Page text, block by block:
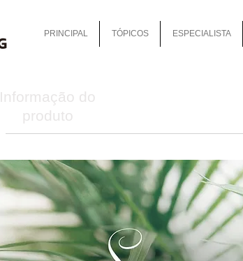
PRINCIPAL TÓPICOS ESPECIALISTA
Informação do
produto